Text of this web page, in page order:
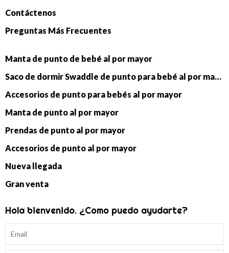
Contáctenos
Preguntas Más Frecuentes
Manta de punto de bebé al por mayor
Saco de dormir Swaddle de punto para bebé al por mayor
Accesorios de punto para bebés al por mayor
Manta de punto al por mayor
Prendas de punto al por mayor
Accesorios de punto al por mayor
Nueva llegada
Gran venta
Hola bienvenido. ¿Como puedo ayudarte?